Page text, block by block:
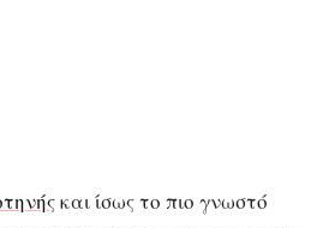
και ίσως το πιο γνωστό